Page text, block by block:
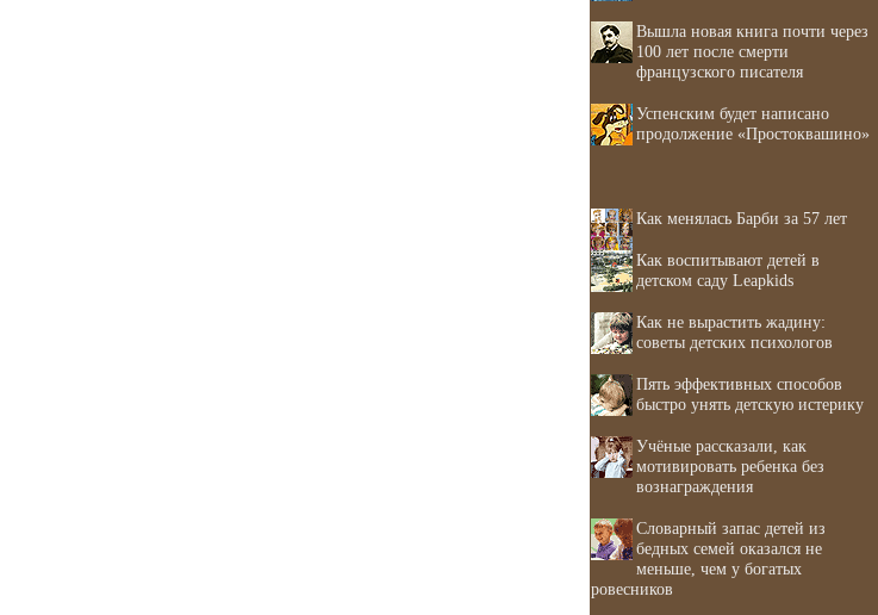
Вышла новая книга почти через
100 лет после смерти
французского писателя
Успенским будет написано
продолжение «Простоквашино»
Как менялась Барби за 57 лет
Как воспитывают детей в
детском саду Leapkids
Как не вырастить жадину:
советы детских психологов
Пять эффективных способов
быстро унять детскую истерику
Учёные рассказали, как
мотивировать ребенка без
вознаграждения
Словарный запас детей из
бедных семей оказался не
меньше, чем у богатых
ровесников